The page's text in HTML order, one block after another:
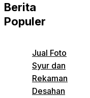
Berita
Populer
Jual Foto
Syur dan
Rekaman
Desahan